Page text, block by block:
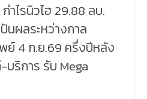
ำไรนิวไฮ 29.88 ลบ.
นผลระหว่างกาล
4 ก.ย.69 ครึ่งปีหลัง
การ รับ Mega